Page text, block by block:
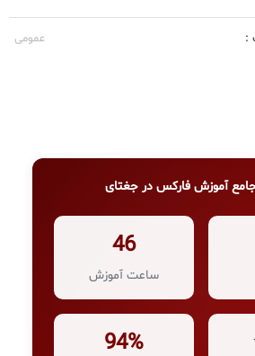
: عمومی
آموزش فارکس در جغتای
46
ساعت آموزش
94%